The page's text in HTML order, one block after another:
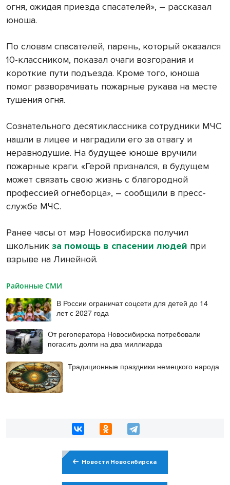
огня, ожидая приезда спасателей», – рассказал
юноша.
По словам спасателей, парень, который оказался
10-классником, показал очаги возгорания и
короткие пути подъезда. Кроме того, юноша
помог разворачивать пожарные рукава на месте
тушения огня.
Сознательного десятиклассника сотрудники МЧС
нашли в лицее и наградили его за отвагу и
неравнодушие. На будущее юноше вручили
пожарные краги. «Герой признался, в будущем
может связать свою жизнь с благородной
профессией огнеборца», – сообщили в пресс-
службе МЧС.
Ранее часы от мэр Новосибирска получил
школьник за помощь в спасении людей при
взрыве на Линейной.
Районные СМИ
В России ограничат соцсети для детей до 14
лет с 2027 года
От регоператора Новосибирска потребовали
погасить долги на два миллиарда
Традиционные праздники немецкого народа
Новости Новосибирска